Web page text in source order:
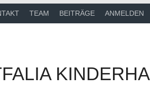
TEAM BEITRÄGE ANMELDEN